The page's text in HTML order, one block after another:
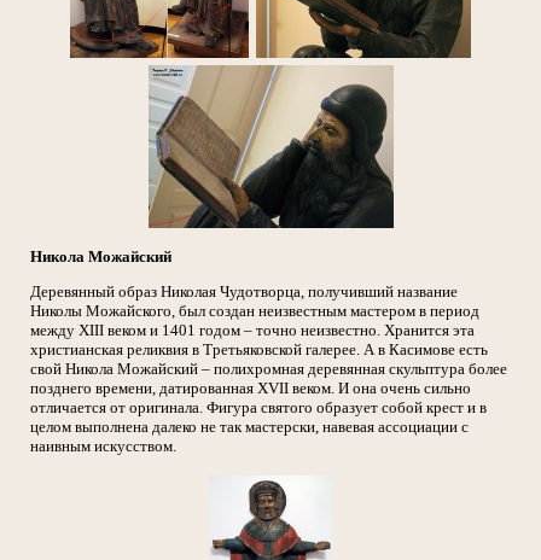
Никола Можайский
Деревянный образ Николая Чудотворца, получивший название
Николы Можайского, был создан неизвестным мастером в период
между XIII веком и 1401 годом – точно неизвестно. Хранится эта
христианская реликвия в Третьяковской галерее. А в Касимове есть
свой Никола Можайский – полихромная деревянная скульптура более
позднего времени, датированная XVII веком. И она очень сильно
отличается от оригинала. Фигура святого образует собой крест и в
целом выполнена далеко не так мастерски, навевая ассоциации с
наивным искусством.